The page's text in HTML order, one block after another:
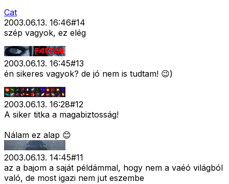
Cat
2003.06.13. 16:46#14
szép vagyok, ez elég
2003.06.13. 16:45#13
én sikeres vagyok? de jó nem is tudtam! 😉)
2003.06.13. 16:28#12
A siker titka a magabiztosság!
Nálam ez alap 😊
2003.06.13. 14:45#11
az a bajom a saját példámmal, hogy nem a vaéó világból
való, de most igazi nem jut eszembe